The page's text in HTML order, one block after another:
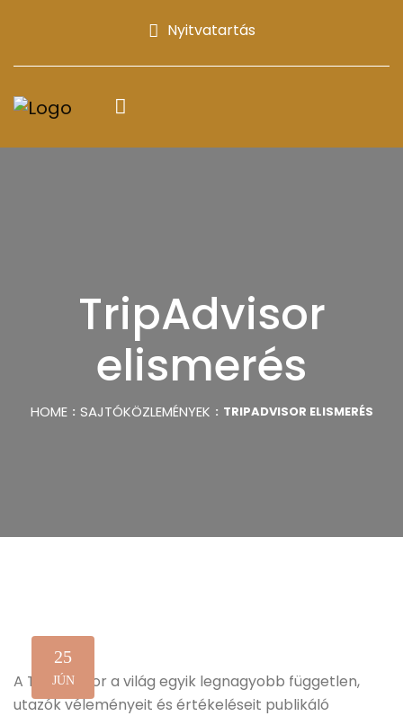
Nyitvatartás
TripAdvisor
elismerés
HOME SAJTÓKÖZLEMÉNYEK TRIPADVISOR ELISMERÉS
25
JÚN
A TripAdvisor a világ egyik legnagyobb független,
utazók véleményeit és értékeléseit publikáló